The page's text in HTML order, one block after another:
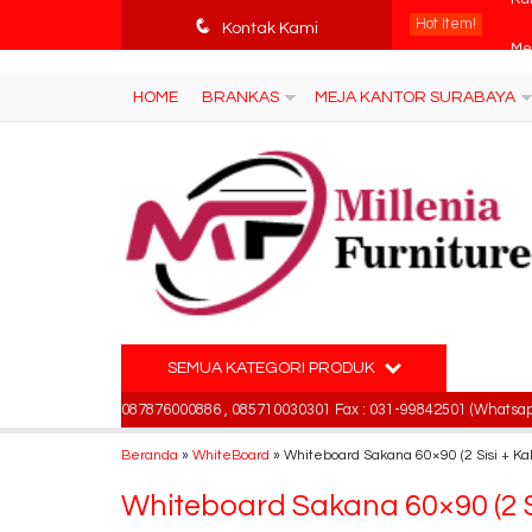
q Kontak Kami Hot Item!
HOME BRANKAS MEJA KANTOR SURABAYA
SEMUA KATEGORI PRODUK
, 087876000886 , 085710030301 Fax : 031-99842501 (Whatsapp -
Beranda » WhiteBoard » Whiteboard Sakana 60×90 (2 Sisi +
Whiteboard Sakana 60×90 (2